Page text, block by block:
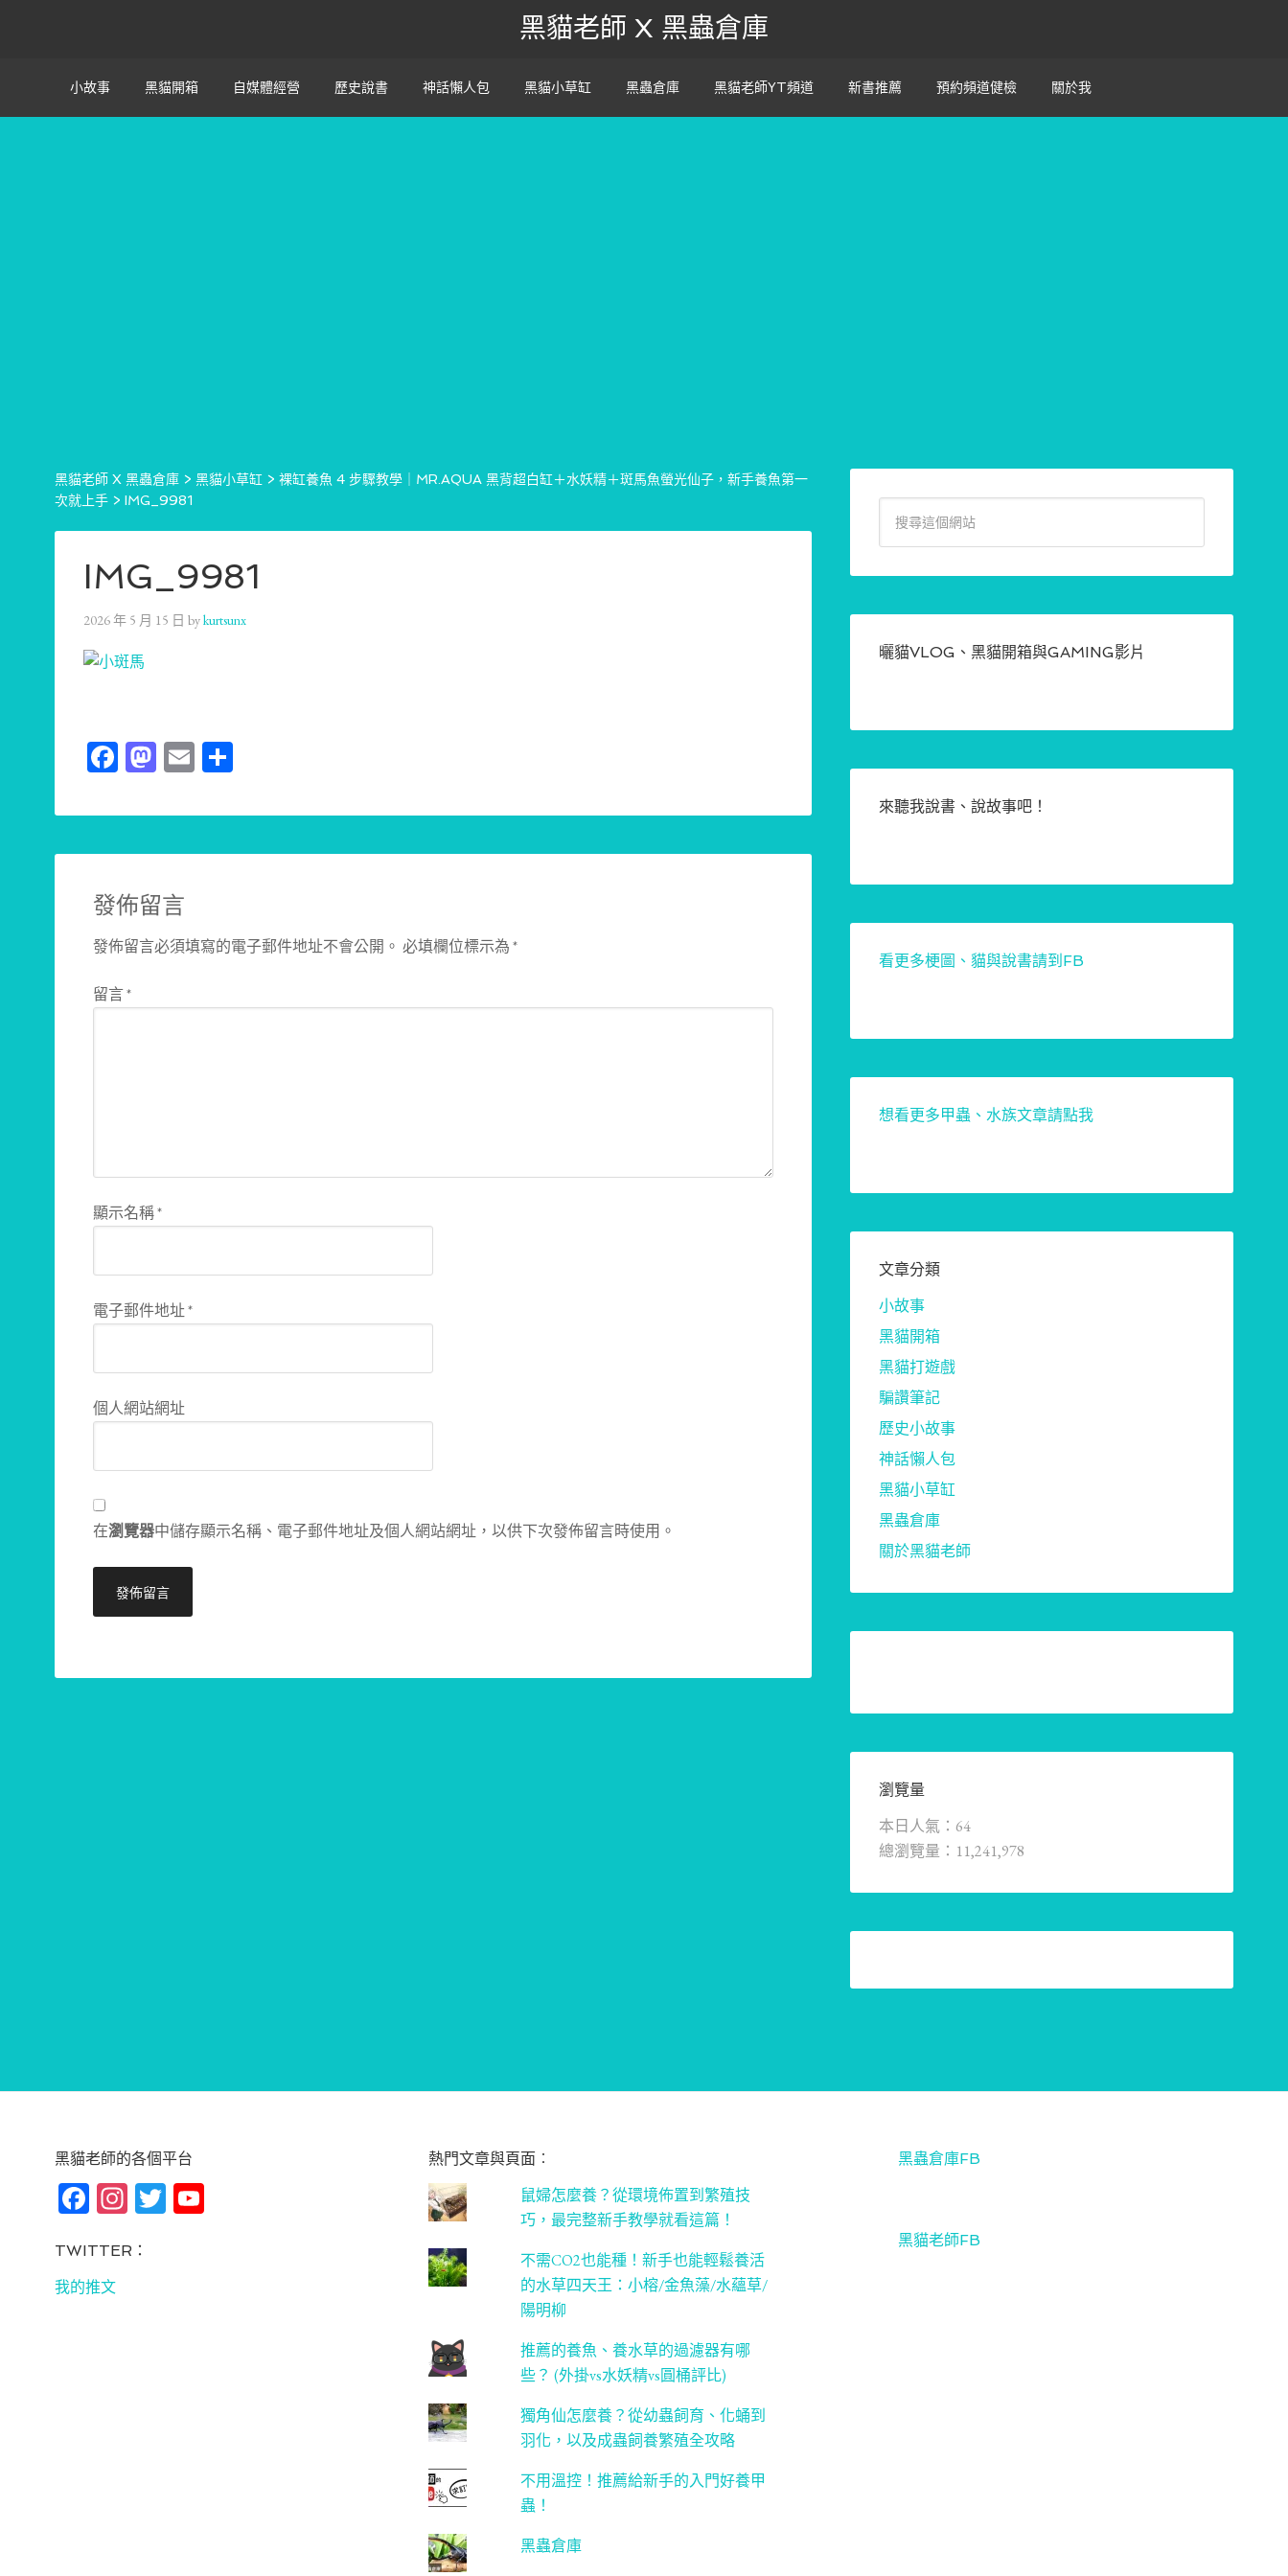
黑貓老師 X 黑蟲倉庫
小故事 黑貓開箱 自媒體經營 歷史說書 神話懶人包 黑貓小草缸 黑蟲倉庫 黑貓老師YT頻道 新書推薦 預約頻道健檢 關於我
黑貓老師 X 黑蟲倉庫 > 黑貓小草缸 > 裸缸養魚 4 步驟教學｜MR.AQUA 黑背超白缸＋水妖精＋斑馬魚螢光仙子，新手養魚第一
次就上手 > IMG_9981
IMG_9981
2026 年 5 月 15 日 bykurtsunx
Facebook
Mastodon
Email
發佈留言
發佈留言必須填寫的電子郵件地址不會公開。 必填欄位標示為*
留言*
顯示名稱*
電子郵件地址*
個人網站網址
在瀏覽器中儲存顯示名稱、電子郵件地址及個人網站網址，以供下次發佈留言時使用。
曬貓VLOG、黑貓開箱與GAMING影片
來聽我說書、說故事吧！
看更多梗圖、貓與說書請到FB
想看更多甲蟲、水族文章請點我
文章分類
小故事
黑貓開箱
黑貓打遊戲
騙讚筆記
歷史小故事
神話懶人包
黑貓小草缸
黑蟲倉庫
關於黑貓老師
瀏覽量
本日人氣：64
總瀏覽量：11,241,978
黑貓老師的各個平台
Fa
bo
ok
In
ag
T
TWITTER：
我的推文
熱門文章與頁面︰
鼠婦怎麼養？從環境佈置到繁殖技
巧，最完整新手教學就看這篇！
不需CO2也能種！新手也能輕鬆養活
的水草四天王：小榕/金魚藻/水蘊草/
陽明柳
推薦的養魚、養水草的過濾器有哪
些？ (外掛vs水妖精vs圓桶評比)
獨角仙怎麼養？從幼蟲飼育、化蛹到
羽化，以及成蟲飼養繁殖全攻略
不用溫控！推薦給新手的入門好養甲
蟲！
黑蟲倉庫
黑蟲倉庫FB
黑貓老師FB